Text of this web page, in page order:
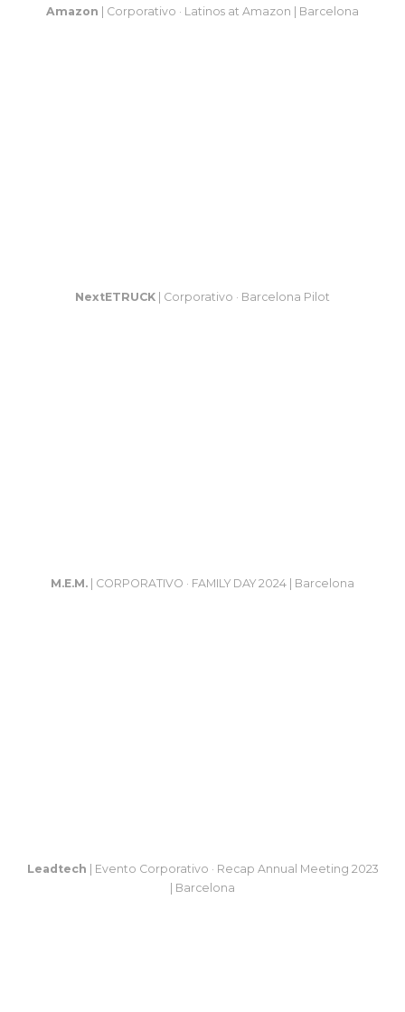
Amazon | Corporativo · Latinos at Amazon | Barcelona
NextETRUCK | Corporativo · Barcelona Pilot
M.E.M. | CORPORATIVO · FAMILY DAY 2024 | Barcelona
Leadtech | Evento Corporativo · Recap Annual Meeting 2023
| Barcelona